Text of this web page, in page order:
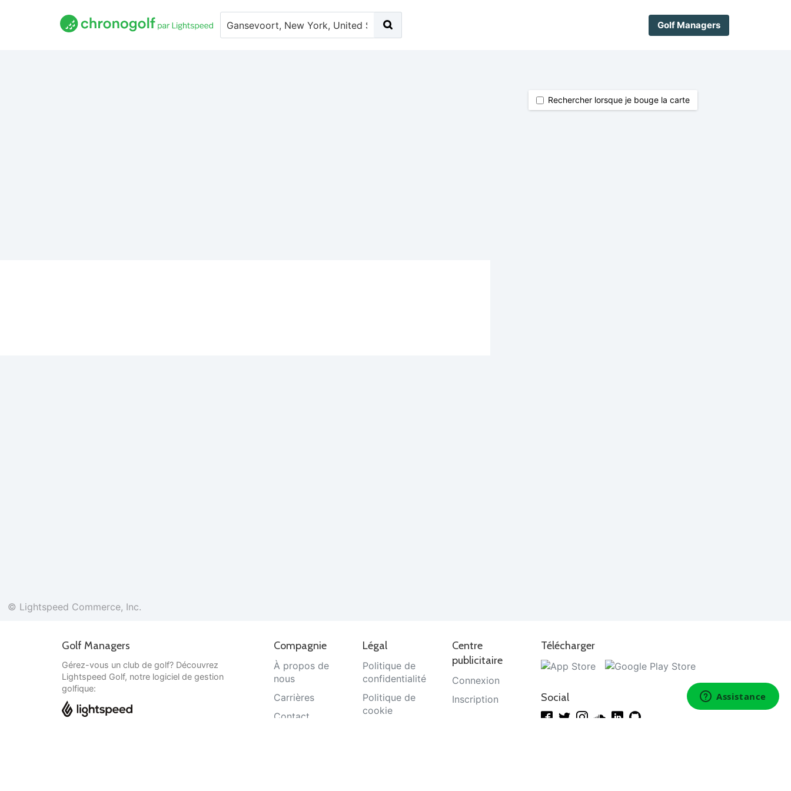
Golf Managers
© Lightspeed Commerce, Inc.
Rechercher lorsque je bouge la carte
Golf Managers
Gérez-vous un club de golf? Découvrez
Lightspeed Golf, notre logiciel de gestion
golfique:
Compagnie
À propos de
nous
Carrières
Contact
Légal
Politique de
confidentialité
Politique de
cookie
Centre
publicitaire
Connexion
Inscription
Télécharger
Social